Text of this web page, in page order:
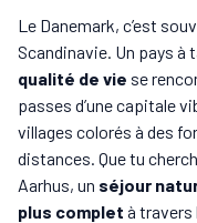
Le Danemark, c’est
Scandinavie. Un pays à
qualité de vie se
passes d’une capitale
villages colorés à des
distances. Que tu
Aarhus, un séjour
plus complet à travers